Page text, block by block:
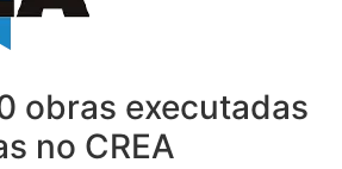
obras executadas
no CREA